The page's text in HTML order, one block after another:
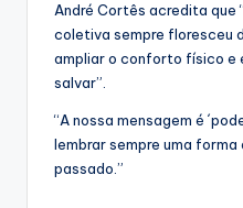
André Cortês acredita que
coletiva sempre floresceu
ampliar o conforto físico e
salvar”.
“A nossa mensagem é
lembrar sempre uma
passado.”